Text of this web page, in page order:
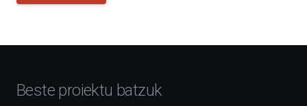
Beste proiektu batzuk